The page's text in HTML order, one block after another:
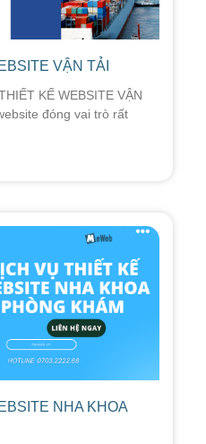
VẬN TẢI
KẾ WEBSITE VẬN
đóng vai trò rất
NHA KHOA